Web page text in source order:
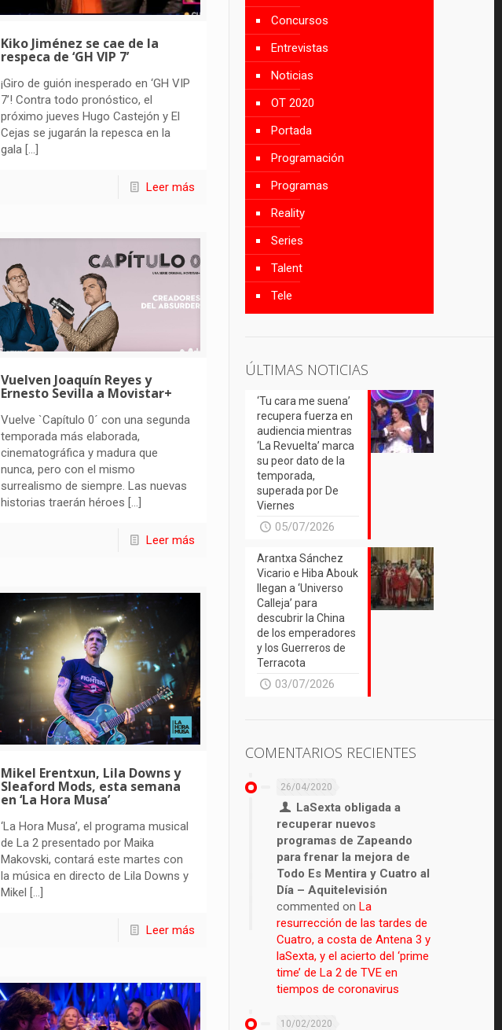
Kiko Jiménez se cae de la
respeca de ‘GH VIP 7’
¡Giro de guión inesperado en ‘GH VIP
7’! Contra todo pronóstico, el
próximo jueves Hugo Castejón y El
Cejas se jugarán la repesca en la
gala[…]
Leer más
Vuelven Joaquín Reyes y
Ernesto Sevilla a Movistar+
Vuelve `Capítulo 0´ con una segunda
temporada más elaborada,
cinematográfica y madura que
nunca, pero con el mismo
surrealismo de siempre. Las nuevas
historias traerán héroes […]
Leer más
Mikel Erentxun, Lila Downs y
Sleaford Mods, esta semana
en ‘La Hora Musa’
‘La Hora Musa’, el programa musical
de La 2 presentado por Maika
Makovski, contará este martes con
la música en directo de Lila Downs y
Mikel […]
Leer más
Concursos
Entrevistas
Noticias
OT 2020
Portada
Programación
Programas
Reality
Series
Talent
Tele
ÚLTIMAS NOTICIAS
‘Tu cara me suena’
recupera fuerza en
audiencia mientras
‘La Revuelta’ marca
su peor dato de la
temporada,
superada por De
Viernes
05/07/2026
Arantxa Sánchez
Vicario e Hiba Abouk
llegan a ‘Universo
Calleja’ para
descubrir la China
de los emperadores
y los Guerreros de
Terracota
03/07/2026
COMENTARIOS RECIENTES
26/04/2020
LaSexta obligada a
recuperar nuevos
programas de Zapeando
para frenar la mejora de
Todo Es Mentira y Cuatro al
Día – Aquitelevisión
commented onLa
resurrección de las tardes de
Cuatro, a costa de Antena 3 y
laSexta, y el acierto del ‘prime
time’ de La 2 de TVE en
tiempos de coronavirus
10/02/2020